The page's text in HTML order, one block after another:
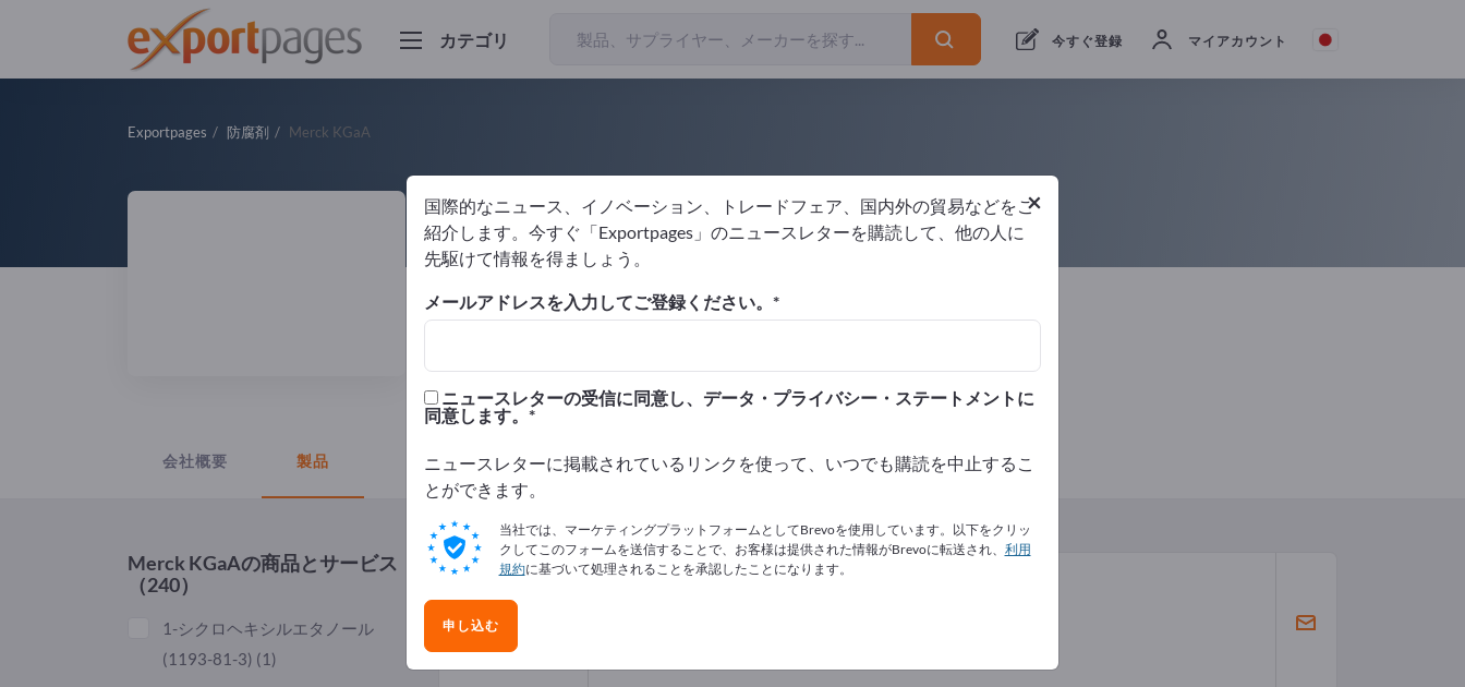
カテゴリ 今すぐ登録 マイアカウント
Exportpages 防腐剤 Merck KGaA
Merck KGaA
製造元 ドイツ リクエストを送信
会社概要 製品
Merck KGaAの商品とサービス
（240）
1-シクロヘキシルエタノール
(1193-81-3) (1)
×
国際的なニュース、イノベーション、トレードフェア、国内外の貿易などをご
紹介します。今すぐ「Exportpages」のニュースレターを購読して、他の人に
先駆けて情報を得ましょう。
メールアドレスを入力してご登録ください。
ニュースレターの受信に同意し、データ・プライバシー・ステートメントに
同意します。
ニュースレターに掲載されているリンクを使って、いつでも購読を中止するこ
とができます。
当社では、マーケティングプラットフォームとしてBrevoを使用しています。以下をクリッ
クしてこのフォームを送信することで、お客様は提供された情報がBrevoに転送され、 利用
規約に基づいて処理されることを承認したことになります。
申し込む